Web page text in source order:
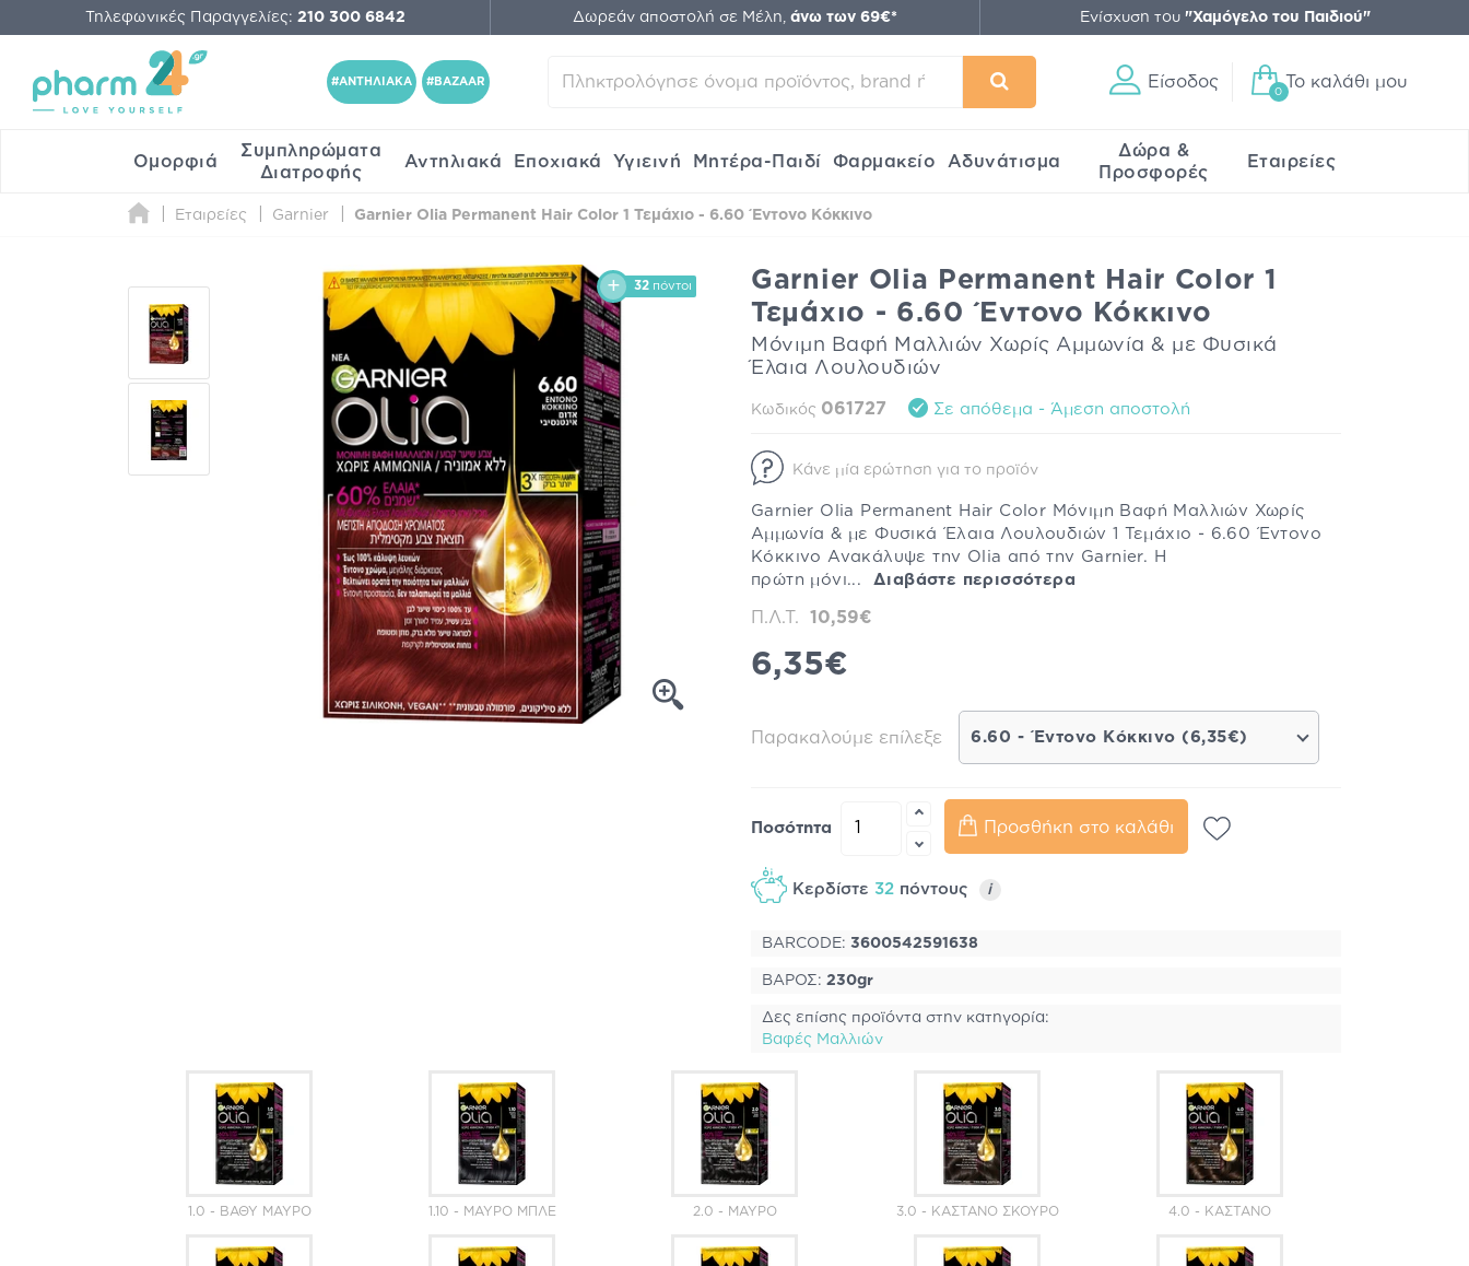
Τηλεφωνικές Παραγγελίες: 210 300 6842 Δωρεάν αποστολή σε Μέλη, άνω των 69€* Ενίσχυση του "Χαμόγελο του Παιδιού"
#ΑΝΤΗΛΙΑΚΑ #BAZAAR Είσοδος
0
Το καλάθι μου
Ομορφιά
Συμπληρώματα
Διατροφής
Αντηλιακά Εποχιακά Υγιεινή Μητέρα-Παιδί Φαρμακείο Αδυνάτισμα
Δώρα &
Προσφορές
Εταιρείες
Εταιρείες Garnier Garnier Olia Permanent Hair Color 1 Τεμάχιο - 6.60 Έντονο Κόκκινο
32 πόντοι
Garnier Olia Permanent Hair Color 1
Τεμάχιο - 6.60 Έντονο Κόκκινο
Μόνιμη Βαφή Μαλλιών Χωρίς Αμμωνία & με Φυσικά
Έλαια Λουλουδιών
Κωδικός 061727 Σε απόθεμα - Άμεση αποστολή
Κάνε μία ερώτηση για το προϊόν
Garnier Olia Permanent Hair Color Μόνιμη Βαφή Μαλλιών Χωρίς
Αμμωνία & με Φυσικά Έλαια Λουλουδιών 1 Τεμάχιο - 6.60 Έντονο
Κόκκινο Ανακάλυψε την Olia από την Garnier. Η
πρώτη μόνι...Διαβάστε περισσότερα
Π.Λ.Τ. 10,59€
6,35€
Παρακαλούμε επίλεξε 6.60 - Έντονο Κόκκινο (6,35€)
Ποσότητα Προσθήκη στο καλάθι
Κερδίστε 32 πόντους i
BARCODE: 3600542591638
ΒΑΡΟΣ: 230gr
Δες επίσης προϊόντα στην κατηγορία:
Βαφές Μαλλιών
1.0 - ΒΑΘΎ ΜΑΎΡΟ 1.10 - ΜΑΎΡΟ ΜΠΛΕ 2.0 - ΜΑΎΡΟ 3.0 - ΚΑΣΤΑΝΌ ΣΚΟΎΡΟ 4.0 - ΚΑΣΤΑΝΌ